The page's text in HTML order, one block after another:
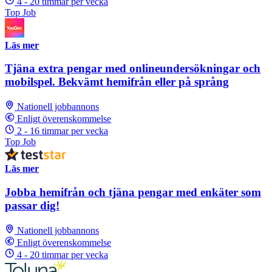
Top Job
Läs mer
Tjäna extra pengar med onlineundersökningar och
mobilspel. Bekvämt hemifrån eller på språng
Nationell jobbannons
Enligt överenskommelse
2 - 16 timmar per vecka
Top Job
Läs mer
Jobba hemifrån och tjäna pengar med enkäter som
passar dig!
Nationell jobbannons
Enligt överenskommelse
4 - 20 timmar per vecka